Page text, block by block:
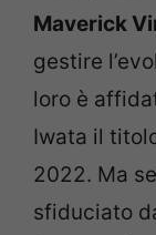
Maverick
gestire
loro è
Iwata il
2022. Ma
sfiduciato